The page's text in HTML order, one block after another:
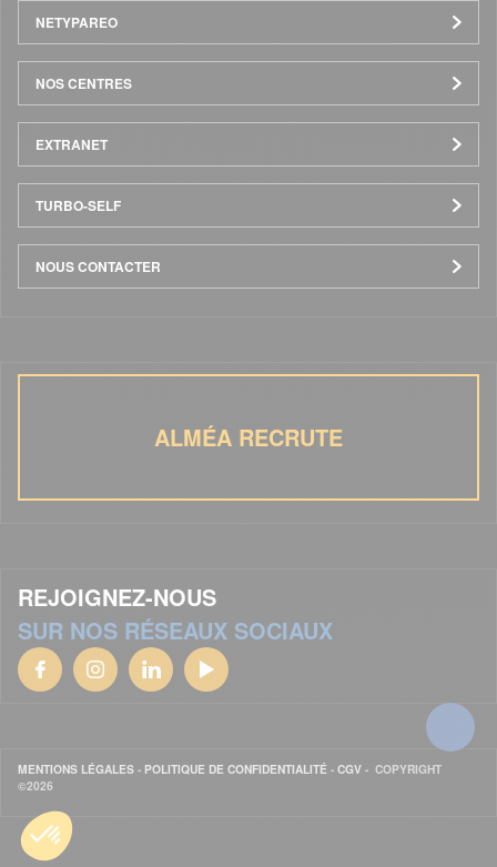
NETYPAREO
NOS CENTRES
EXTRANET
TURBO-SELF
NOUS CONTACTER
ALMÉA RECRUTE
REJOIGNEZ-NOUS
SUR NOS RÉSEAUX SOCIAUX
MENTIONS LÉGALES - POLITIQUE DE CONFIDENTIALITÉ - CGV - COPYRIGHT
©2026